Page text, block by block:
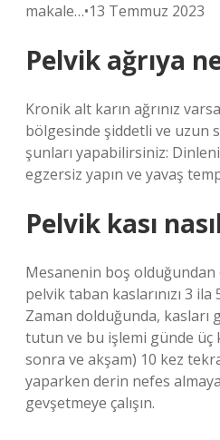
makale…•13 Temmuz 2023
Pelvik ağrıya
Kronik alt karın ağrınız
bölgesinde şiddetli ve uzun
şunları yapabilirsiniz:
egzersiz yapın ve yavaş
Pelvik kası
Mesanenin boş olduğundan
pelvik taban kaslarınızı 3 ila
Zaman dolduğunda, kasları
tutun ve bu işlemi günde üç
sonra ve akşam) 10 kez
yaparken derin nefes
gevşetmeye çalışın.